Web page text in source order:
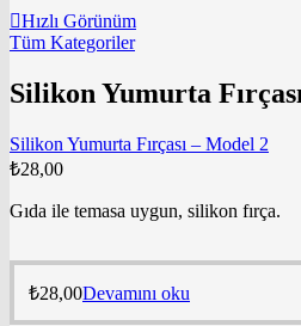
Hızlı Görünüm
Tüm Kategoriler
Silikon Yumurta
Silikon Yumurta Fırçası – Model 2
₺28,00
Gıda ile temasa uygun, silikon fırça.
₺28,00Devamını oku